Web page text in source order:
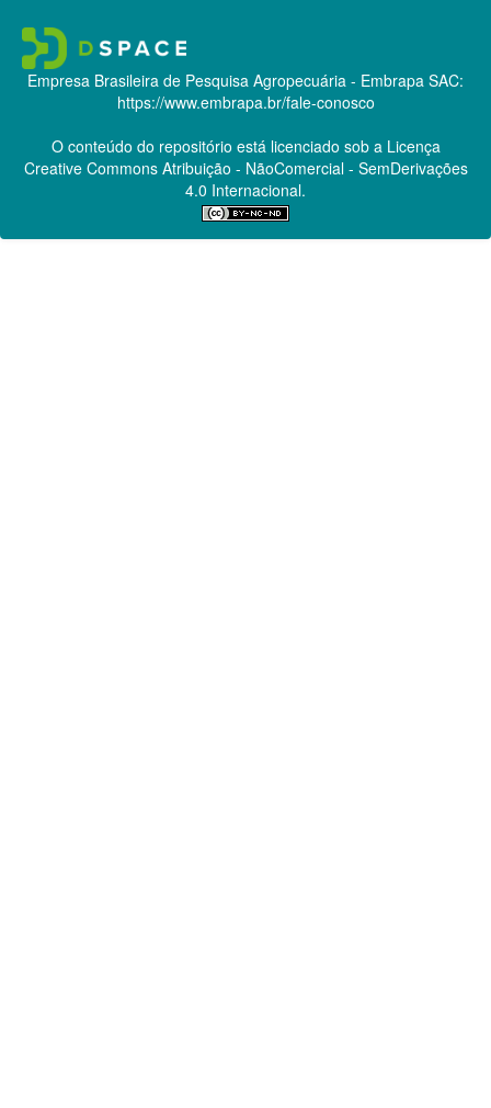
Empresa Brasileira de Pesquisa Agropecuária - Embrapa SAC:
https://www.embrapa.br/fale-conosco
O conteúdo do repositório está licenciado sob a Licença
Creative CommonsAtribuição - NãoComercial - SemDerivações
4.0 Internacional.